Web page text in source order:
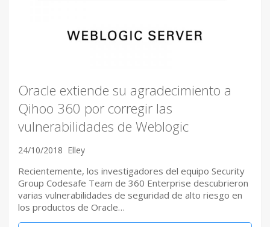
Oracle extiende su agradecimiento a
Qihoo 360 por corregir las
vulnerabilidades de Weblogic
24/10/2018 Elley
Recientemente, los investigadores del equipo Security
Group Codesafe Team de 360 Enterprise descubrieron
varias vulnerabilidades de seguridad de alto riesgo en
los productos de Oracle…